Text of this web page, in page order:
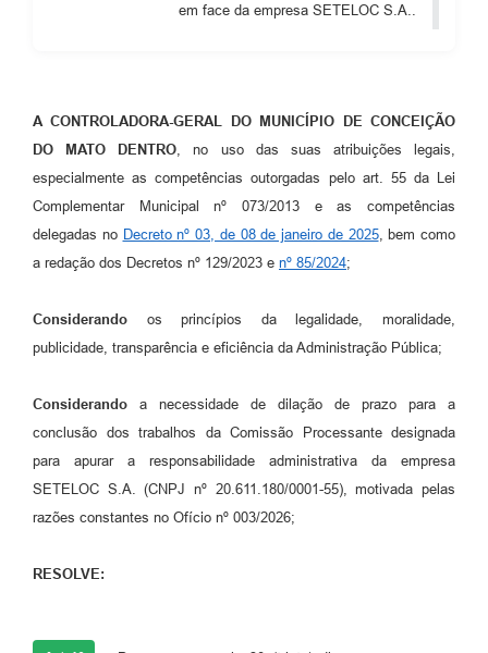
Galeria de Vídeos
Contas Públicas
em face da empresa SETELOC S.A..
A CONTROLADORA-GERAL DO MUNICÍPIO DE CONCEIÇÃO
DO MATO DENTRO, no uso das suas atribuições legais,
especialmente as competências outorgadas pelo art. 55 da Lei
Complementar Municipal nº 073/2013 e as competências
delegadas no Decreto nº 03, de 08 de janeiro de 2025, bem como
a redação dos Decretos nº 129/2023 e nº 85/2024;
Considerando os princípios da legalidade, moralidade,
publicidade, transparência e eficiência da Administração Pública;
Considerando a necessidade de dilação de prazo para a
conclusão dos trabalhos da Comissão Processante designada
para apurar a responsabilidade administrativa da empresa
SETELOC S.A. (CNPJ nº 20.611.180/0001-55), motivada pelas
razões constantes no Ofício nº 003/2026;
RESOLVE: